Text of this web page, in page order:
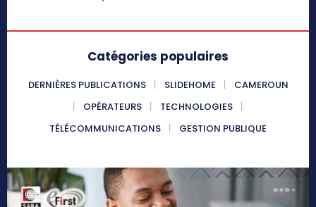
Catégories populaires
DERNIÈRES PUBLICATIONS SLIDEHOME
CAMEROUN
OPÉRATEURS
TECHNOLOGIES
TÉLÉCOMMUNICATIONS
GESTION PUBLIQUE